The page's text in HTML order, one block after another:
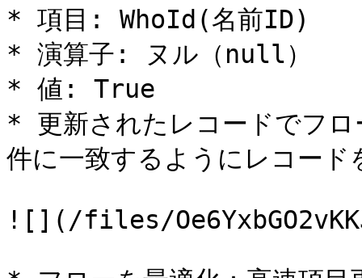
* 項目: WhoId(名前ID)
* 演算子: ヌル（null）
* 値: True
* 更新されたレコードでフロ
件に一致するようにレコード
![](/files/